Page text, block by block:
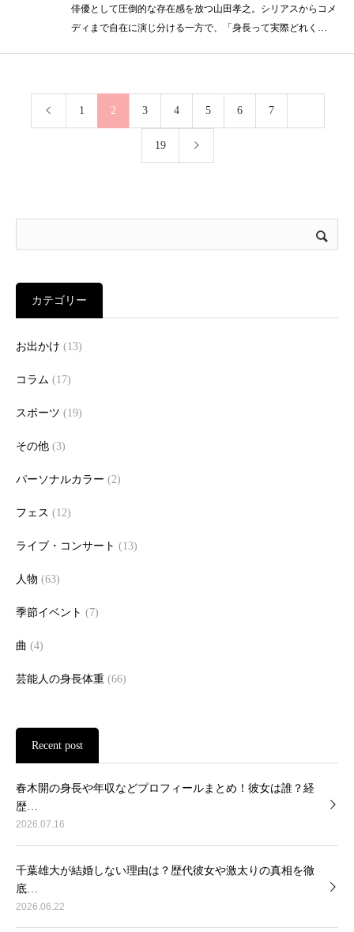
俳優として圧倒的な存在感を放つ山田孝之。シリアスからコメ
ディまで自在に演じ分ける一方で、「身長って実際どれく…
1 2 3 4 5 6 7
19
カテゴリー
お出かけ (13)
コラム (17)
スポーツ (19)
その他 (3)
パーソナルカラー (2)
フェス (12)
ライブ・コンサート (13)
人物 (63)
季節イベント (7)
曲 (4)
芸能人の身長体重 (66)
Recent post
春木開の身長や年収などプロフィールまとめ！彼女は誰？経
歴…
2026.07.16
千葉雄大が結婚しない理由は？歴代彼女や激太りの真相を徹
底…
2026.06.22